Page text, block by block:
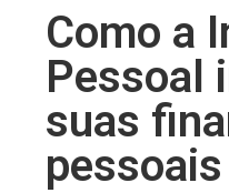
Como a
Pessoal
suas
pessoais